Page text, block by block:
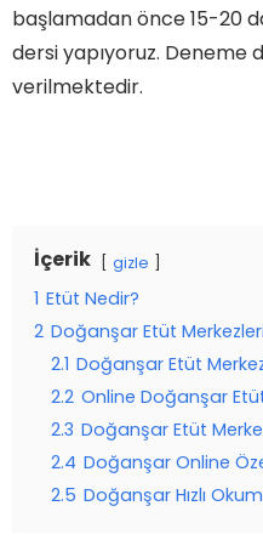
başlamadan önce 15-20
dersi yapıyoruz. Deneme
verilmektedir.
İçerik gizle
1 Etüt Nedir?
2 Doğanşar Etüt Merkezleri
2.1 Doğanşar Etüt
2.2 Online Doğanşar
2.3 Doğanşar Etüt
2.4 Doğanşar Online
2.5 Doğanşar Hızlı